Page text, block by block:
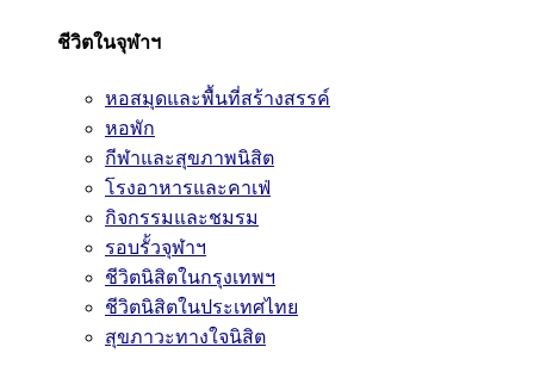
ชีวิตในจุฬาฯ
หอสมุดและพื้นที่สร้างสรรค์
หอพัก
กีฬาและสุขภาพนิสิต
โรงอาหารและคาเฟ่
กิจกรรมและชมรม
รอบรั้วจุฬาฯ
ชีวิตนิสิตในกรุงเทพฯ
ชีวิตนิสิตในประเทศไทย
สุขภาวะทางใจนิสิต